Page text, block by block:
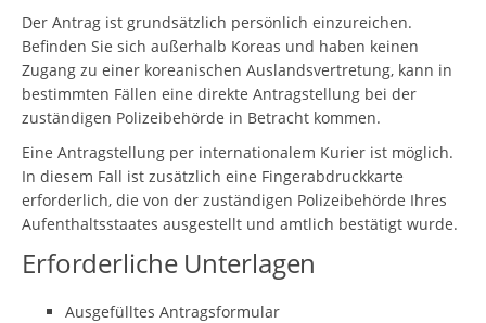
Der Antrag ist grundsätzlich persönlich einzureichen.
Befinden Sie sich außerhalb Koreas und haben keinen
Zugang zu einer koreanischen Auslandsvertretung, kann in
bestimmten Fällen eine direkte Antragstellung bei der
zuständigen Polizeibehörde in Betracht kommen.
Eine Antragstellung per internationalem Kurier ist möglich.
In diesem Fall ist zusätzlich eine Fingerabdruckkarte
erforderlich, die von der zuständigen Polizeibehörde Ihres
Aufenthaltsstaates ausgestellt und amtlich bestätigt wurde.
Erforderliche Unterlagen
Ausgefülltes Antragsformular